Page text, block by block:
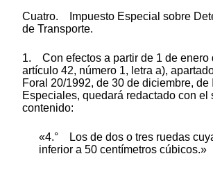
Cuatro. Impuesto Especial sobre
de Transporte.
1. Con efectos a partir de 1 de enero
artículo 42, número 1, letra a),
Foral 20/1992, de 30 de diciembre, de
Especiales, quedará redactado con el
contenido:
«4.° Los de dos o tres ruedas
inferior a 50 centímetros cúbicos.»